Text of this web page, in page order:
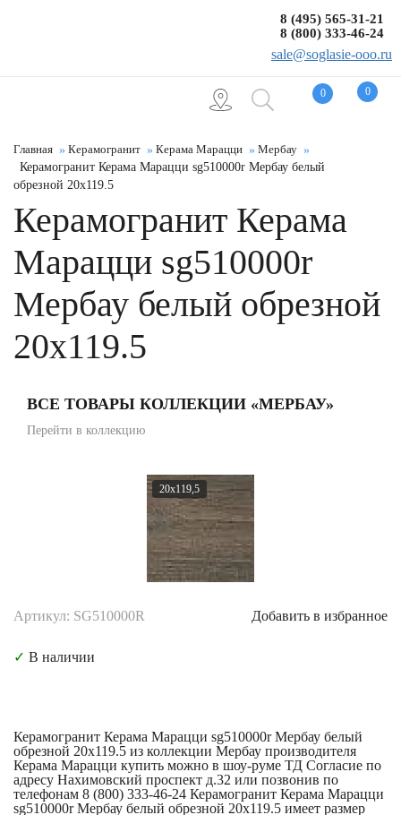
0 0
8 (495) 565-31-21
8 (800) 333-46-24
sale@soglasie-ooo.ru
Главная Керамогранит Керама Марацци
Мербау
Керамогранит Керама Марацци sg510000r Мербау белый
обрезной 20x119.5
Керамогранит Керама
Марацци sg510000r
Мербау белый обрезной
20x119.5
ВСЕ ТОВАРЫ КОЛЛЕКЦИИ «МЕРБАУ»
Перейти в коллекцию
20x119,5
Артикул: SG510000R Добавить в избранное
✓ В наличии
Керамогранит Керама Марацци sg510000r Мербау белый
обрезной 20x119.5 из коллекции Мербау производителя
Керама Марацци купить можно в шоу-руме ТД Согласие по
адресу Нахимовский проспект д.32 или позвонив по
телефонам 8 (800) 333-46-24 Керамогранит Керама Марацци
sg510000r Мербау белый обрезной 20x119.5 имеет размер